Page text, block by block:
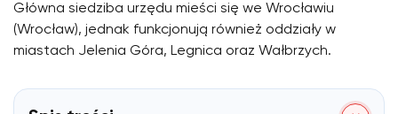
Główna siedziba urzędu mieści się we Wrocławiu
(Wrocław), jednak funkcjonują również oddziały w
miastach Jelenia Góra, Legnica oraz Wałbrzych.